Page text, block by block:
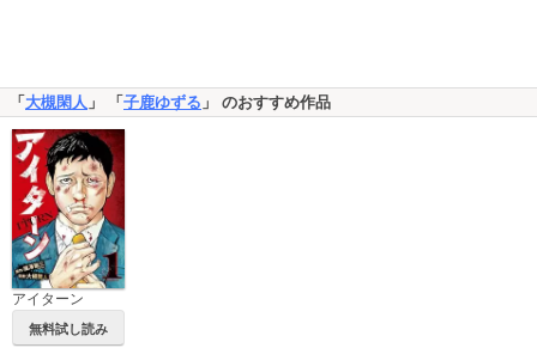
「大槻閑人 」 「子鹿ゆずる 」 のおすすめ作品
アイターン
無料試し読み